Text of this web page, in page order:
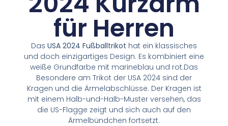
für Herren
Das USA 2024 Fußballtrikot hat ein klassisches
und doch einzigartiges Design. Es kombiniert eine
weiße Grundfarbe mit marineblau und rot.Das
Besondere am Trikot der USA 2024 sind der
Kragen und die Ärmelabschlüsse. Der Kragen ist
mit einem Halb-und-Halb-Muster versehen, das
die US-Flagge zeigt und sich auch auf den
Ärmelbündchen fortsetzt.